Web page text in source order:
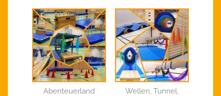
Abenteuerland
Wellen, Tunnel,